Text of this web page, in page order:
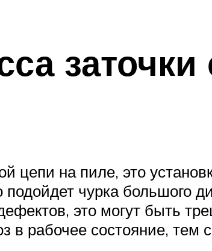
цепи на пиле, это
чурка большого
это могут быть
в рабочее состояние,